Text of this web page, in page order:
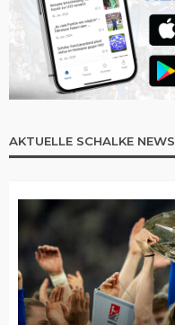
AKTUELLE SCHALKE NEWS